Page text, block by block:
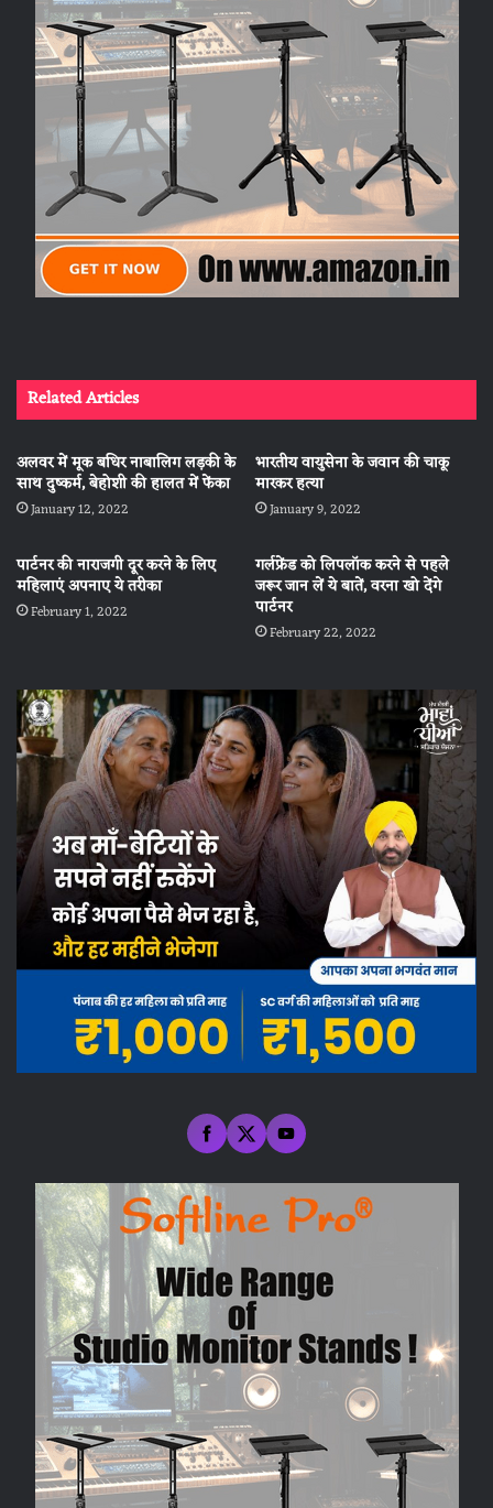
Related Articles
अलवर में मूक बधिर नाबालिग लड़की के
साथ दुष्कर्म, बेहोशी की हालत में फेंका
January 12, 2022
भारतीय वायुसेना के जवान की चाकू
मारकर हत्या
January 9, 2022
पार्टनर की नाराजगी दूर करने के लिए
महिलाएं अपनाए ये तरीका
February 1, 2022
गर्लफ्रेंड को लिपलॉक करने से पहले
जरूर जान लें ये बातें, वरना खो देंगे
पार्टनर
February 22, 2022